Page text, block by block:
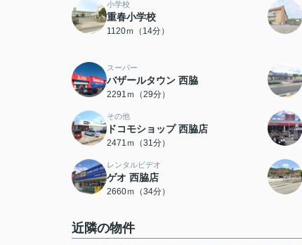
小学校
重春小学校
1120ｍ（14分）
スーパー
バザールタウン 西脇
2291ｍ（29分）
その他
ドコモショップ 西脇店
2471ｍ（31分）
レンタルビデオ
ゲオ 西脇店
2660ｍ（34分）
近隣の物件